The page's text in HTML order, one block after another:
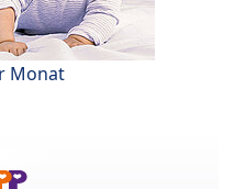
Monat